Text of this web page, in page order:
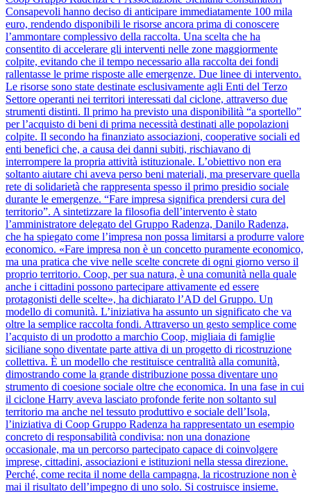
Consapevoli hanno deciso di anticipare immediatamente 100 mila
euro, rendendo disponibili le risorse ancora prima di conoscere
l’ammontare complessivo della raccolta. Una scelta che ha
consentito di accelerare gli interventi nelle zone maggiormente
colpite, evitando che il tempo necessario alla raccolta dei fondi
rallentasse le prime risposte alle emergenze. Due linee di intervento.
Le risorse sono state destinate esclusivamente agli Enti del Terzo
Settore operanti nei territori interessati dal ciclone, attraverso due
strumenti distinti. Il primo ha previsto una disponibilità “a sportello”
per l’acquisto di beni di prima necessità destinati alle popolazioni
colpite. Il secondo ha finanziato associazioni, cooperative sociali ed
enti benefici che, a causa dei danni subiti, rischiavano di
interrompere la propria attività istituzionale. L’obiettivo non era
soltanto aiutare chi aveva perso beni materiali, ma preservare quella
rete di solidarietà che rappresenta spesso il primo presidio sociale
durante le emergenze. “Fare impresa significa prendersi cura del
territorio”. A sintetizzare la filosofia dell’intervento è stato
l’amministratore delegato del Gruppo Radenza, Danilo Radenza,
che ha spiegato come l’impresa non possa limitarsi a produrre valore
economico. «Fare impresa non è un concetto puramente economico,
ma una pratica che vive nelle scelte concrete di ogni giorno verso il
proprio territorio. Coop, per sua natura, è una comunità nella quale
anche i cittadini possono partecipare attivamente ed essere
protagonisti delle scelte», ha dichiarato l’AD del Gruppo. Un
modello di comunità. L’iniziativa ha assunto un significato che va
oltre la semplice raccolta fondi. Attraverso un gesto semplice come
l’acquisto di un prodotto a marchio Coop, migliaia di famiglie
siciliane sono diventate parte attiva di un progetto di ricostruzione
collettiva. È un modello che restituisce centralità alla comunità,
dimostrando come la grande distribuzione possa diventare uno
strumento di coesione sociale oltre che economica. In una fase in cui
il ciclone Harry aveva lasciato profonde ferite non soltanto sul
territorio ma anche nel tessuto produttivo e sociale dell’Isola,
l’iniziativa di Coop Gruppo Radenza ha rappresentato un esempio
concreto di responsabilità condivisa: non una donazione
occasionale, ma un percorso partecipato capace di coinvolgere
imprese, cittadini, associazioni e istituzioni nella stessa direzione.
Perché, come recita il nome della campagna, la ricostruzione non è
mai il risultato dell’impegno di uno solo. Si costruisce insieme.